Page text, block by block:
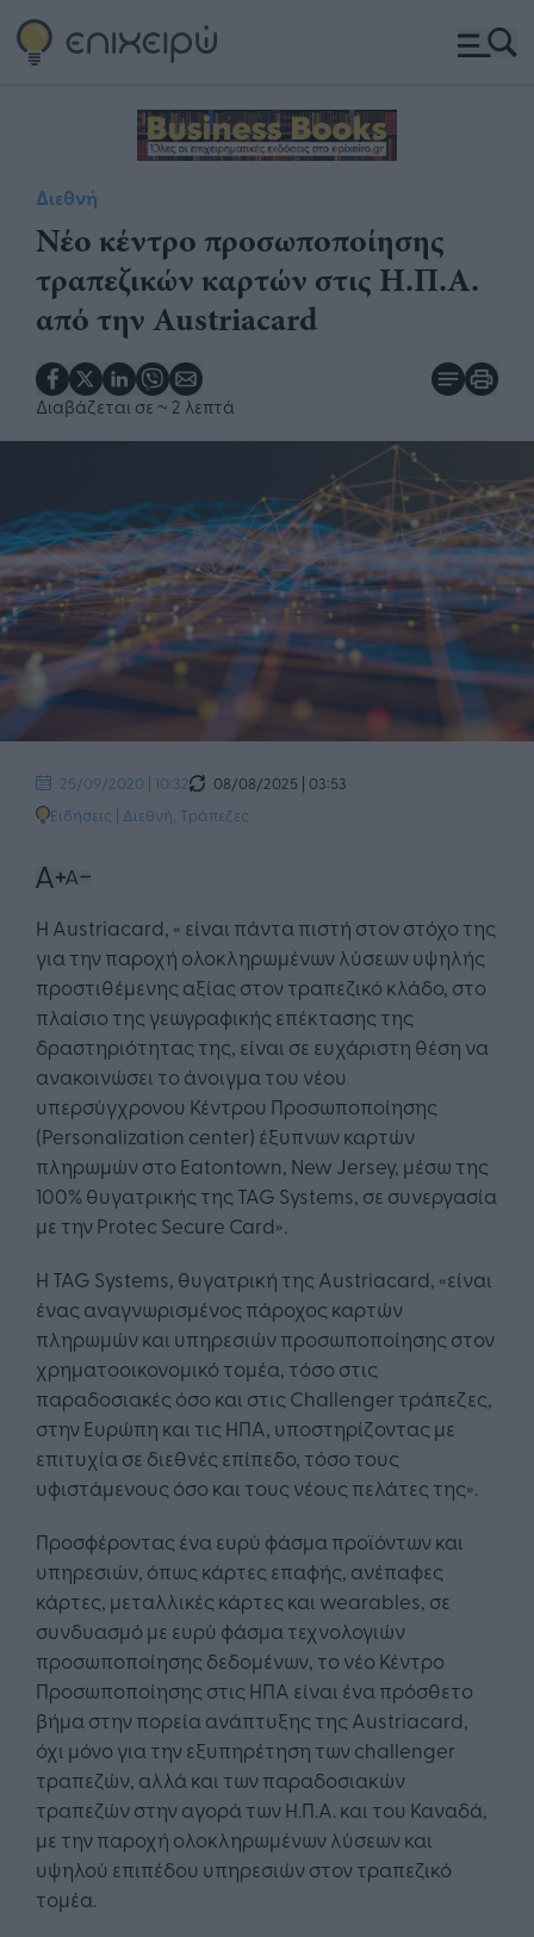
Διεθνή
Νέο κέντρο προσωποποίησης
τραπεζικών καρτών στις Η.Π.Α.
από την Austriacard
Διαβάζεται σε ~ 2 λεπτά
25/09/2020 | 10:32
08/08/2025 | 03:53
Ειδήσεις | Διεθνή Τράπεζες
Η Austriacard, « είναι πάντα πιστή στον στόχο της
για την παροχή ολοκληρωμένων λύσεων υψηλής
προστιθέμενης αξίας στον τραπεζικό κλάδο, στο
πλαίσιο της γεωγραφικής επέκτασης της
δραστηριότητας της, είναι σε ευχάριστη θέση να
ανακοινώσει το άνοιγμα του νέου
υπερσύγχρονου Κέντρου Προσωποποίησης
(Personalization center) έξυπνων καρτών
πληρωμών στο Eatontown, New Jersey, μέσω της
100% θυγατρικής της TAG Systems, σε συνεργασία
με την Protec Secure Card».
Η TAG Systems, θυγατρική της Austriacard, «είναι
ένας αναγνωρισμένος πάροχος καρτών
πληρωμών και υπηρεσιών προσωποποίησης στον
χρηματοοικονομικό τομέα, τόσο στις
παραδοσιακές όσο και στις Challenger τράπεζες,
στην Ευρώπη και τις ΗΠΑ, υποστηρίζοντας με
επιτυχία σε διεθνές επίπεδο, τόσο τους
υφιστάμενους όσο και τους νέους πελάτες της».
Προσφέροντας ένα ευρύ φάσμα προϊόντων και
υπηρεσιών, όπως κάρτες επαφής, ανέπαφες
κάρτες, μεταλλικές κάρτες και wearables, σε
συνδυασμό με ευρύ φάσμα τεχνολογιών
προσωποποίησης δεδομένων, το νέο Κέντρο
Προσωποποίησης στις ΗΠΑ είναι ένα πρόσθετο
βήμα στην πορεία ανάπτυξης της Austriacard,
όχι μόνο για την εξυπηρέτηση των challenger
τραπεζών, αλλά και των παραδοσιακών
τραπεζών στην αγορά των Η.Π.Α. και του Καναδά,
με την παροχή ολοκληρωμένων λύσεων και
υψηλού επιπέδου υπηρεσιών στον τραπεζικό
τομέα.